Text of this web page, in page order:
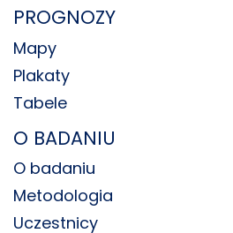
PROGNOZY
Mapy
Plakaty
Tabele
O BADANIU
O badaniu
Metodologia
Uczestnicy